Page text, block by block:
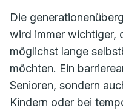
Die
wird immer wichtiger,
möglichst lange
möchten. Ein
Senioren, sondern
Kindern oder bei